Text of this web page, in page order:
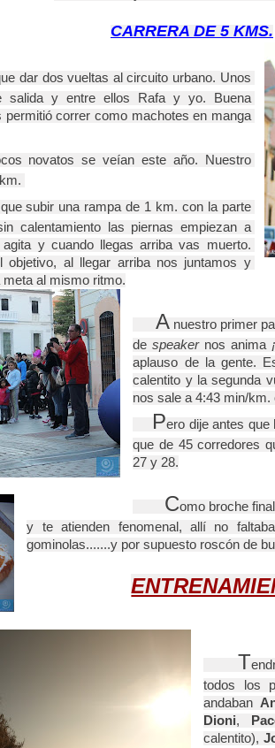
CARRERA DE 5 KMS.
dar dos vueltas al circuito urbano. Unos
salida y entre ellos Rafa y yo. Buena
permitió correr como machotes en manga
novatos se veían este año. Nuestro
subir una rampa de 1 km. con la parte
calentamiento las piernas empiezan a
y cuando llegas arriba vas muerto.
objetivo, al llegar arriba nos juntamos y
al mismo ritmo.
A nuestro primer
de speaker nos anima
aplauso de la gente.
calentito y la segunda
nos sale a 4:43 min/km.
Pero dije antes
que de 45 corredores
27 y 28.
Como broche
y te atienden fenomenal, allí no
gominolas.......y por supuesto roscón de
     T
todos los
andaban
Dioni,
calentito),